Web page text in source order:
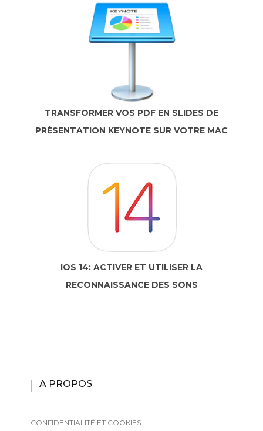
TRANSFORMER VOS PDF EN SLIDES DE
PRÉSENTATION KEYNOTE SUR VOTRE MAC
IOS 14: ACTIVER ET UTILISER LA
RECONNAISSANCE DES SONS
A PROPOS
CONFIDENTIALITÉ ET COOKIES